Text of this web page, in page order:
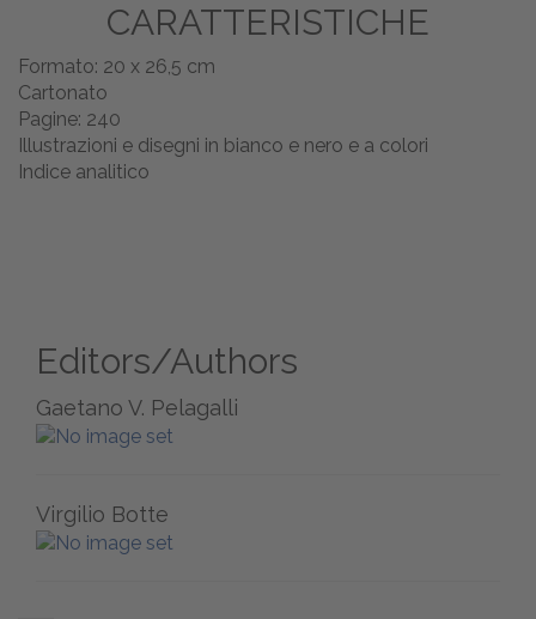
CARATTERISTICHE
Formato: 20 x 26,5 cm
Cartonato
Pagine: 240
Illustrazioni e disegni in bianco e nero e a colori
Indice analitico
Editors/Authors
Gaetano V. Pelagalli
Virgilio Botte